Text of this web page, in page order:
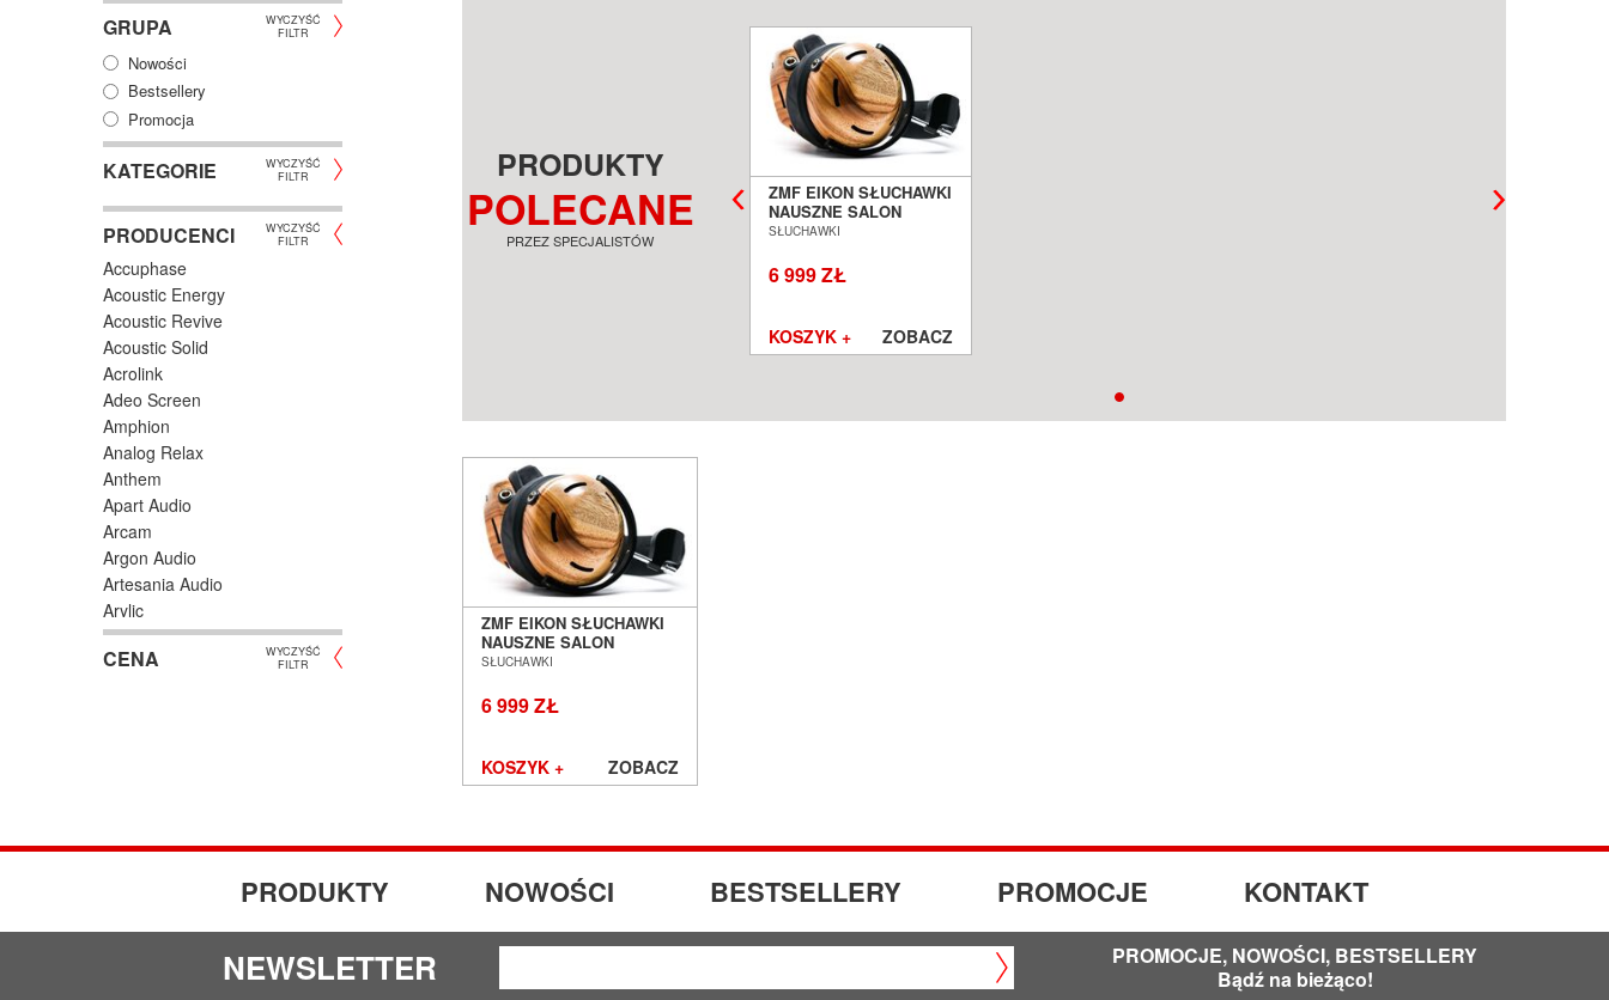
GRUPA
WYCZYŚĆ
FILTR
Nowości
Bestsellery
Promocja
KATEGORIE
WYCZYŚĆ
FILTR
PRODUCENCI
WYCZYŚĆ
FILTR
Accuphase
Acoustic Energy
Acoustic Revive
Acoustic Solid
Acrolink
Adeo Screen
Amphion
Analog Relax
Anthem
Apart Audio
Arcam
Argon Audio
Artesania Audio
Arylic
Astell/Kern
Atlas
Audiosymptom
CENA
WYCZYŚĆ
FILTR
PRODUKTY
POLECANE
PRZEZ SPECJALISTÓW
ZMF EIKON SŁUCHAWKI
NAUSZNE SALON
POZNAŃ WROCŁAW
SŁUCHAWKI
6 999 ZŁ
KOSZYK + ZOBACZ
ZMF EIKON SŁUCHAWKI
NAUSZNE SALON
POZNAŃ WROCŁAW
SŁUCHAWKI
6 999 ZŁ
KOSZYK + ZOBACZ
PRODUKTY NOWOŚCI BESTSELLERY PROMOCJE KONTAKT
NEWSLETTER
PROMOCJE, NOWOŚCI, BESTSELLERY
Bądź na bieżąco!